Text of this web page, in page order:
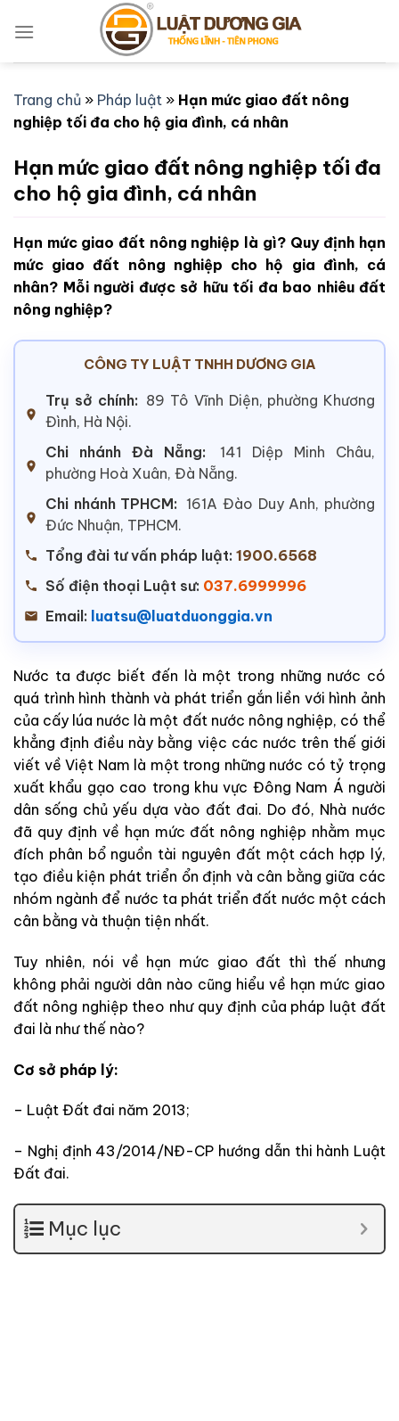
qua
Trang chủ » Pháp luật » Hạn mức giao đất nông
nghiệp tối đa cho hộ gia đình, cá nhân
Hạn mức giao đất nông nghiệp tối đa
cho hộ gia đình, cá nhân
Hạn mức giao đất nông nghiệp là gì? Quy định hạn
mức giao đất nông nghiệp cho hộ gia đình, cá
nhân? Mỗi người được sở hữu tối đa bao nhiêu đất
nông nghiệp?
CÔNG TY LUẬT TNHH DƯƠNG GIA
Trụ sở chính: 89 Tô Vĩnh Diện, phường Khương
Đình, Hà Nội.
Chi nhánh Đà Nẵng:
141 Diệp Minh Châu,
phường Hoà Xuân, Đà Nẵng.
Chi nhánh TPHCM: 161A Đào Duy Anh, phường
Đức Nhuận, TPHCM.
Tổng đài tư vấn pháp luật: 1900.6568
Số điện thoại Luật sư: 037.6999996
Email: luatsu@luatduonggia.vn
Nước ta được biết đến là một trong những nước có
quá trình hình thành và phát triển gắn liền với hình ảnh
của cấy lúa nước là một đất nước nông nghiệp, có thể
khẳng định điều này bằng việc các nước trên thế giới
viết về Việt Nam là một trong những nước có tỷ trọng
xuất khẩu gạo cao trong khu vực Đông Nam Á người
dân sống chủ yếu dựa vào đất đai. Do đó, Nhà nước
đã quy định về hạn mức đất nông nghiệp nhằm mục
đích phân bổ nguồn tài nguyên đất một cách hợp lý,
tạo điều kiện phát triển ổn định và cân bằng giữa các
nhóm ngành để nước ta phát triển đất nước một cách
cân bằng và thuận tiện nhất.
Tuy nhiên, nói về hạn mức giao đất thì thế nhưng
không phải người dân nào cũng hiểu về hạn mức giao
đất nông nghiệp theo như quy định của pháp luật đất
đai là như thế nào?
Cơ sở pháp lý:
– Luật Đất đai năm 2013;
– Nghị định 43/2014/NĐ-CP hướng dẫn thi hành Luật
Đất đai.
Mục lục